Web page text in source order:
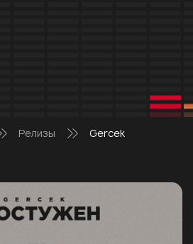
Релизы Gercek